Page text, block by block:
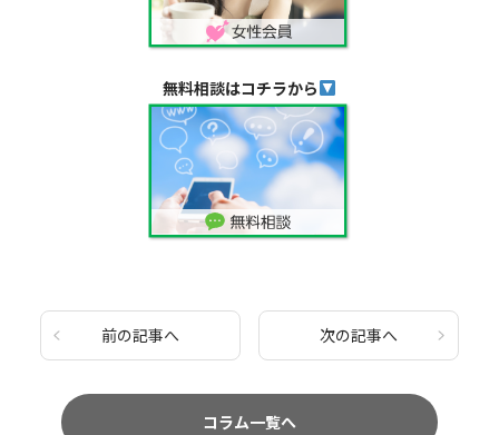
無料相談はコチラから
前の記事へ 次の記事へ
コラム一覧へ